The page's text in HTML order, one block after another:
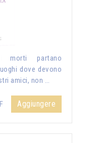
morti partano
dove devono
amici, non …
Aggiungere